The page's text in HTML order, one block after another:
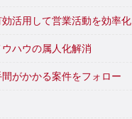
活用して営業活動を効率化
ハウの属人化解消
がかかる案件をフォロー